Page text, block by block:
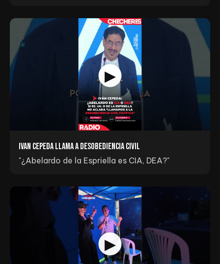
Ivan Cepeda llama a Desobediencia Civil
"¿Abelardo de la Espriella es CIA, DEA?"